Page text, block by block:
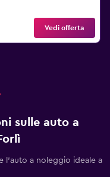
Vedi offerta
sulle auto a
l'auto a noleggio ideale a